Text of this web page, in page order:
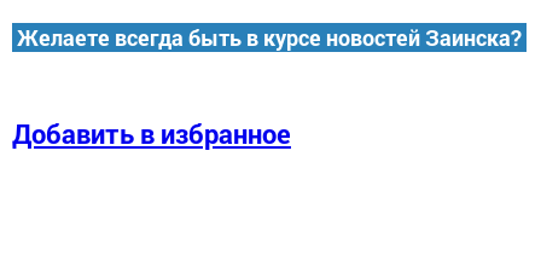
Желаете всегда быть в курсе новостей Заинска?
Добавить в избранное